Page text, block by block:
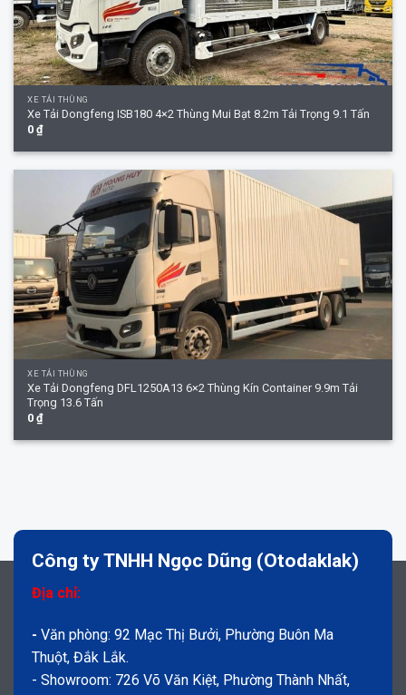
XE TẢI THÙNG
Xe Tải Dongfeng ISB180 4×2 Thùng Mui Bạt 8.2m Tải Trọng 9.1 Tấn
0₫
XE TẢI THÙNG
Xe Tải Dongfeng DFL1250A13 6×2 Thùng Kín Container 9.9m Tải
Trọng 13.6 Tấn
0₫
Công ty TNHH Ngọc Dũng (Otodaklak)
Địa chỉ:
- Văn phòng: 92 Mạc Thị Bưởi, Phường Buôn Ma
Thuột, Đắk Lắk.
- Showroom: 726 Võ Văn Kiệt, Phường Thành Nhất,